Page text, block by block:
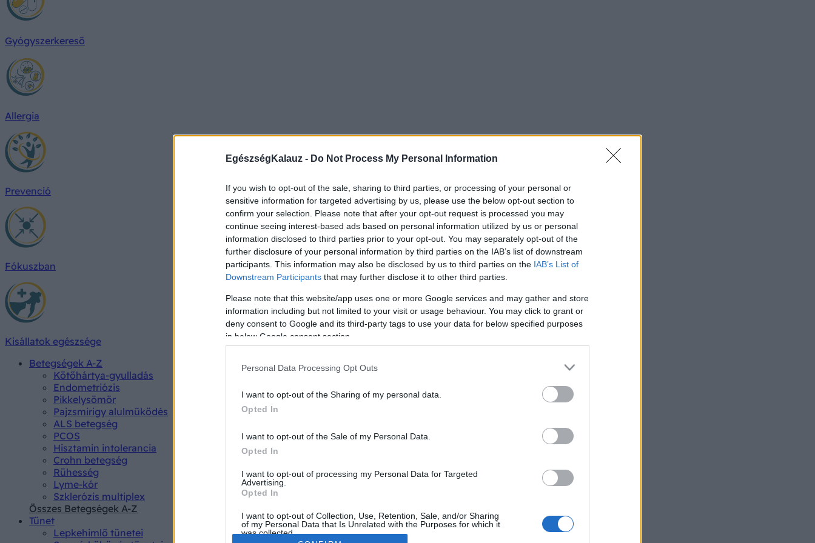
EgészségKalauz - Do Not Process My Personal Information
If you wish to opt-out of the sale, sharing to third parties, or processing of your personal or
sensitive information for targeted advertising by us, please use the below opt-out section to
confirm your selection. Please note that after your opt-out request is processed you may
continue seeing interest-based ads based on personal information utilized by us or personal
information disclosed to third parties prior to your opt-out. You may separately opt-out of the
further disclosure of your personal information by third parties on the IAB’s list of downstream
participants. This information may also be disclosed by us to third parties on the IAB’s List of
Downstream Participants that may further disclose it to other third parties.
Please note that this website/app uses one or more Google services and may gather and store
information including but not limited to your visit or usage behaviour. You may click to grant or
deny consent to Google and its third-party tags to use your data for below specified purposes
in below Google consent section.
Personal Data Processing Opt Outs
I want to opt-out of the Sharing of my personal data.
Opted In
I want to opt-out of the Sale of my Personal Data.
Opted In
I want to opt-out of processing my Personal Data for Targeted
Advertising.
Opted In
I want to opt-out of Collection, Use, Retention, Sale, and/or Sharing
of my Personal Data that Is Unrelated with the Purposes for which it
was collected.
Gyógyszerkereső
Allergia
Prevenció
Fókuszban
Kisállatok egészsége
Betegségek A-Z
Kötőhártya-gyulladás
Endometriózis
Pikkelysömör
Pajzsmirigy alulműködés
ALS betegség
PCOS
Hisztamin intolerancia
Crohn betegség
Rühesség
Lyme-kór
Szklerózis multiplex
Összes Betegségek A-Z
Tünet
Lepkehimlő tünetei